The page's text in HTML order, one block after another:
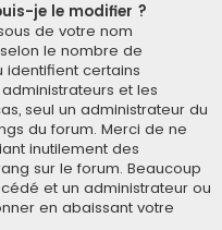
je le modifier ?
de votre nom
le nombre de
identifient certains
et les
seul un administrateur du
du forum. Merci de ne
inutilement des
sur le forum. Beaucoup
et un administrateur ou
en abaissant votre